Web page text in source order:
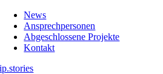
News
Ansprechpersonen
Abgeschlossene Projekte
Kontakt
ip.stories